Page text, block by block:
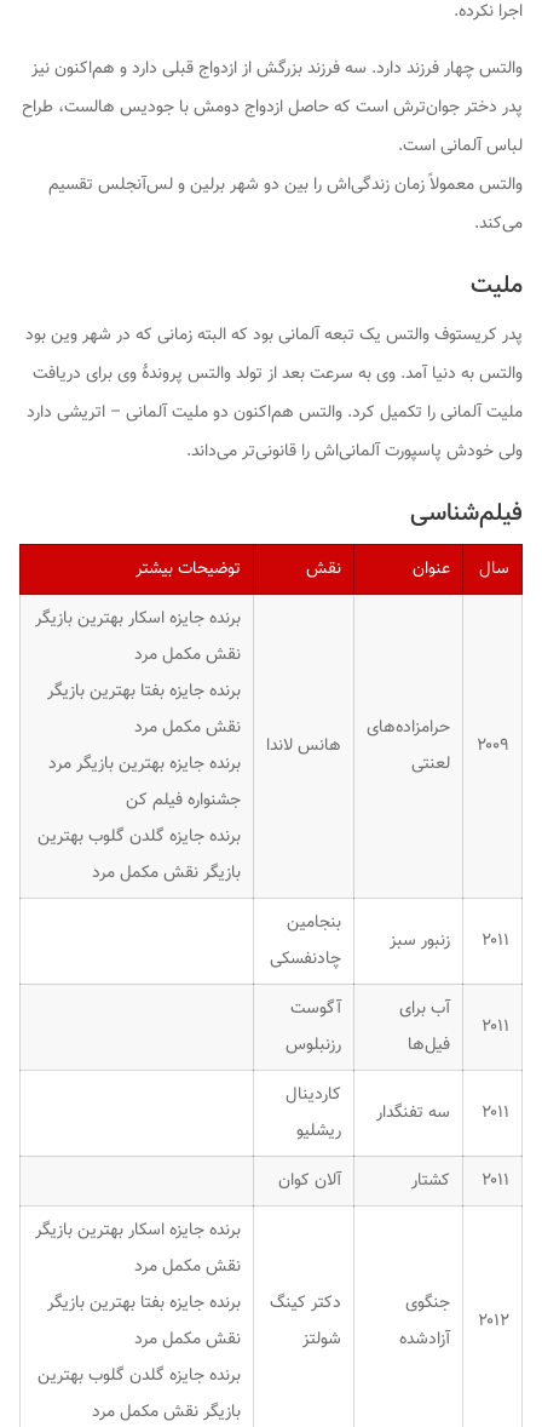
اجرا نکرده.
والتس چهار فرزند دارد. سه فرزند بزرگش از ازدواج قبلی دارد و هم‌اکنون نیز
پدر دختر جوان‌ترش است که حاصل ازدواج دومش با جودیس هالست، طراح
لباس آلمانی است.
والتس معمولاً زمان زندگی‌اش را بین دو شهر برلین و لس‌آنجلس تقسیم
می‌کند.
ملیت
پدر کریستوف والتس یک تبعه آلمانی بود که البته زمانی که در شهر وین بود
والتس به دنیا آمد. وی به سرعت بعد از تولد والتس پروندهٔ وی برای دریافت
ملیت آلمانی را تکمیل کرد. والتس هم‌اکنون دو ملیت آلمانی – اتریشی دارد
ولی خودش پاسپورت آلمانی‌اش را قانونی‌تر می‌داند.
فیلم‌شناسی
سال عنوان نقش توضیحات بیشتر
۲۰۰۹
حرامزاده‌های
لعنتی
هانس لاندا
برنده جایزه اسکار بهترین بازیگر
نقش مکمل مرد
برنده جایزه بفتا بهترین بازیگر
نقش مکمل مرد
برنده جایزه بهترین بازیگر مرد
جشنواره فیلم کن
برنده جایزه گلدن گلوب بهترین
بازیگر نقش مکمل مرد
۲۰۱۱ زنبور سبز
بنجامین
چادنفسکی
۲۰۱۱
آب برای
فیل‌ها
آگوست
رزنبلوس
۲۰۱۱ سه تفنگدار
کاردینال
ریشلیو
۲۰۱۱
کشتار آلان کوان
۲۰۱۲
جنگوی
آزادشده
دکتر کینگ
شولتز
برنده جایزه اسکار بهترین بازیگر
نقش مکمل مرد
برنده جایزه بفتا بهترین بازیگر
نقش مکمل مرد
برنده جایزه گلدن گلوب بهترین
بازیگر نقش مکمل مرد